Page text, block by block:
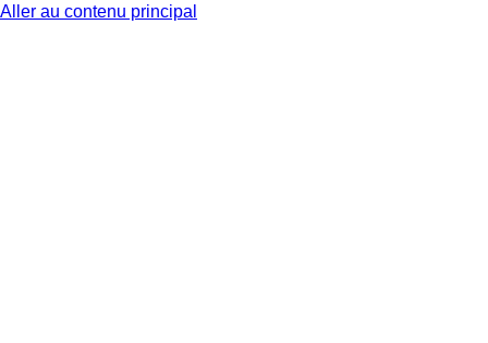
Aller au contenu principal